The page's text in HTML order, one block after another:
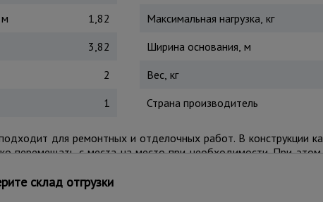
1,82
3,82
2
1
Максимальная нагрузка, кг
Ширина основания, м
Вес, кг
Страна производитель
для ремонтных и отделочных работ. В конструкции
перемещать с места на место при необходимости. При
смещения во время работы. Стяжка
ступени предотвращают скольжение.
профессиональных потребителей и отличается предельной
склад отгрузки